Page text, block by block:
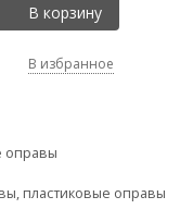
В корзину
В избранное
оправы
, пластиковые оправы